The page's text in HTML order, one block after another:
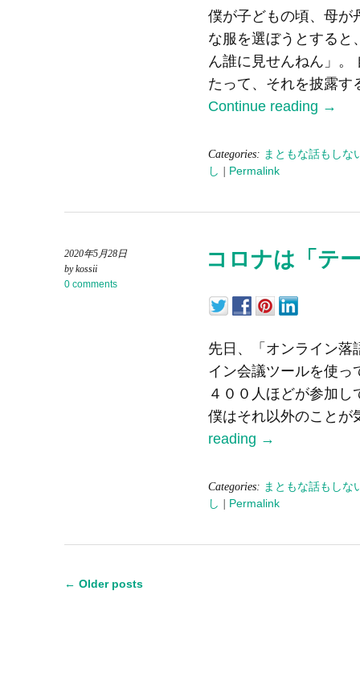
僕が子どもの頃、母が
な服を選ぼうとすると
ん誰に見せんねん」。
たって、それを披露
Continue reading →
Categories: まともな話もし
し | Permalink
2020年5月28日
by kossii
0 comments
コロナは「テ
先日、「オンライン落
イン会議ツールを使っ
４００人ほどが参加
僕はそれ以外のこと
reading →
Categories: まともな話もし
し | Permalink
← Older posts